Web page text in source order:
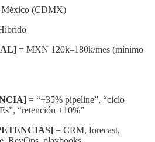
(CDMX)
= MXN 120k–180k/mes (mínimo
= “+35% pipeline”, “ciclo
“retención +10%”
= CRM, forecast,